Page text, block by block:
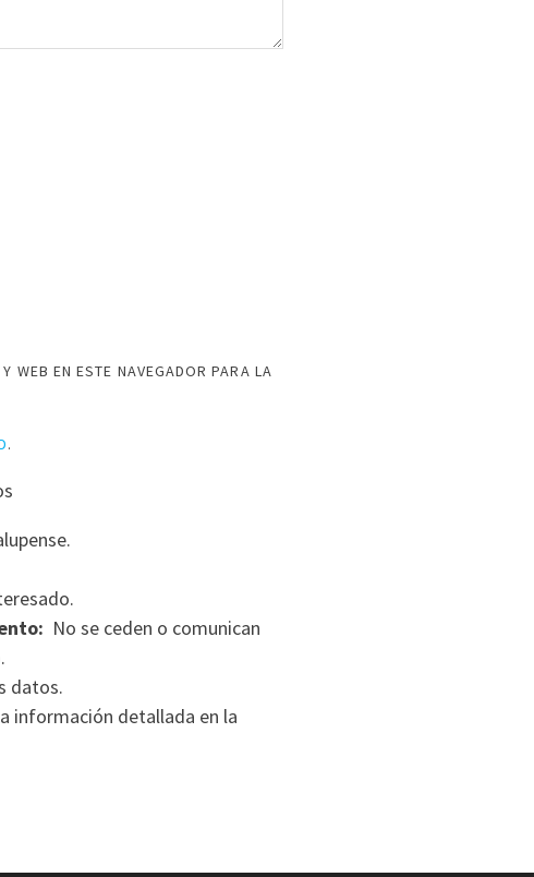
WEB EN ESTE NAVEGADOR PARA LA
.
No se ceden o comunican
datos.
información detallada en la